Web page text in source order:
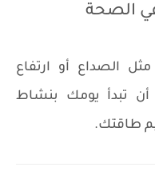
الصحة
الصداع أو ارتفاع
تبدأ يومك بنشاط
طاقتك.